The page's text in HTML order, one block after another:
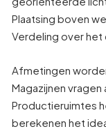
Plaatsing boven
Verdeling over het
Afmetingen
Magazijnen
Productieruimtes
berekenen het